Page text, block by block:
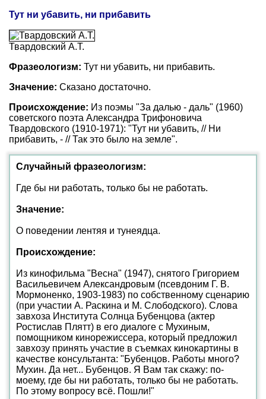
Тут ни убавить, ни прибавить
Твардовский А.Т.
Фразеологизм: Тут ни убавить, ни прибавить.
Значение: Сказано достаточно.
Происхождение: Из поэмы "За далью - даль" (1960)
советского поэта Александра Трифоновича
Твардовского (1910-1971): "Тут ни убавить, // Ни
прибавить, - // Так это было на земле".
Случайный фразеологизм:
Где бы ни работать, только бы не работать.
Значение:
О поведении лентяя и тунеядца.
Происхождение:
Из кинофильма "Весна" (1947), снятого Григорием
Васильевичем Александровым (псевдоним Г. В.
Мормоненко, 1903-1983) по собственному сценарию
(при участии А. Раскина и М. Слободского). Слова
завхоза Института Солнца Бубенцова (актер
Ростислав Плятт) в его диалоге с Мухиным,
помощником кинорежиссера, который предложил
завхозу принять участие в съемках кинокартины в
качестве консультанта: "Бубенцов. Работы много?
Мухин. Да нет... Бубенцов. Я Вам так скажу: по-
моему, где бы ни работать, только бы не работать.
По этому вопросу всё. Пошли!"